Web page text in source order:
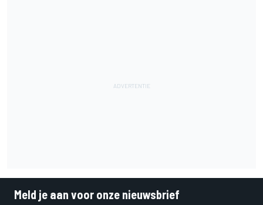
Meld je aan voor onze nieuwsbrief